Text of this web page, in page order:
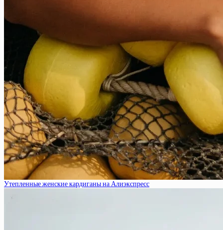
Утепленные женские кардиганы на Алиэкспресс